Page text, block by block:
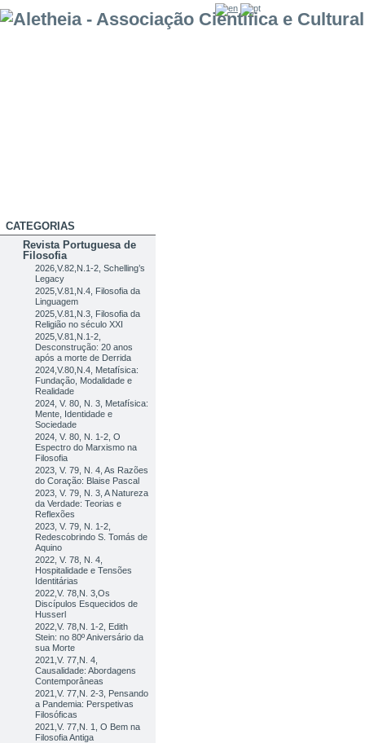
CATEGORIAS
Revista Portuguesa de
Filosofia
2026,V.82,N.1-2, Schelling’s
Legacy
2025,V.81,N.4, Filosofia da
Linguagem
2025,V.81,N.3, Filosofia da
Religião no século XXI
2025,V.81,N.1-2,
Desconstrução: 20 anos
após a morte de Derrida
2024,V.80,N.4, Metafísica:
Fundação, Modalidade e
Realidade
2024, V. 80, N. 3, Metafísica:
Mente, Identidade e
Sociedade
2024, V. 80, N. 1-2, O
Espectro do Marxismo na
Filosofia
2023, V. 79, N. 4, As Razões
do Coração: Blaise Pascal
2023, V. 79, N. 3, A Natureza
da Verdade: Teorias e
Reflexões
2023, V. 79, N. 1-2,
Redescobrindo S. Tomás de
Aquino
2022, V. 78, N. 4,
Hospitalidade e Tensões
Identitárias
2022,V. 78,N. 3,Os
Discípulos Esquecidos de
Husserl
2022,V. 78,N. 1-2, Edith
Stein: no 80º Aniversário da
sua Morte
2021,V. 77,N. 4,
Causalidade: Abordagens
Contemporâneas
2021,V. 77,N. 2-3, Pensando
a Pandemia: Perspetivas
Filosóficas
2021,V. 77,N. 1, O Bem na
Filosofia Antiga